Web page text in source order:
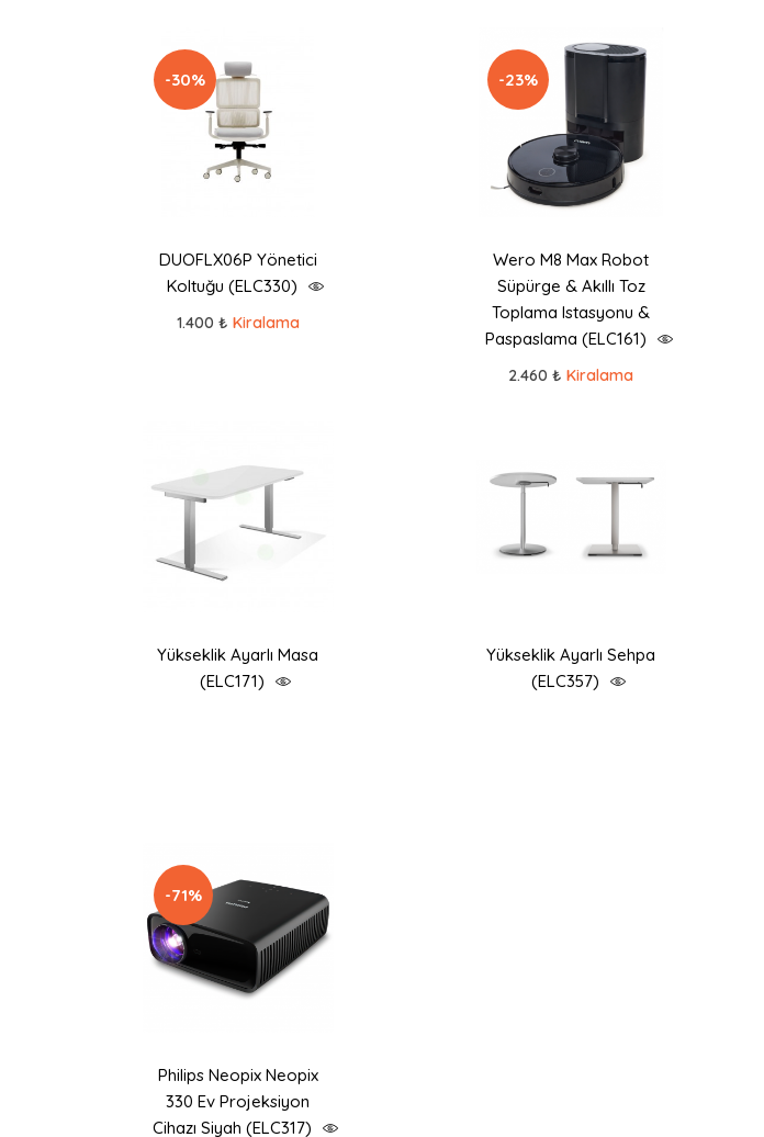
-30%
DUOFLX06P Yönetici
Koltuğu (ELC330)
1.400 ₺ Kiralama
-23%
Wero M8 Max Robot
Süpürge & Akıllı Toz
Toplama Istasyonu &
Paspaslama (ELC161)
2.460 ₺Kiralama
Yükseklik Ayarlı Masa
(ELC171)
Yükseklik Ayarlı Sehpa
(ELC357)
-71%
Philips Neopix Neopix
330 Ev Projeksiyon
Cihazı Siyah (ELC317)